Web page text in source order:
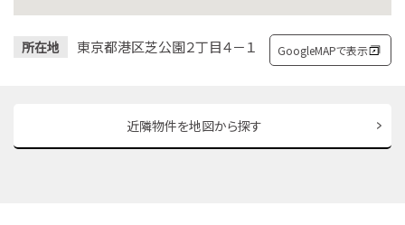
所在地 東京都港区芝公園２丁目４－１ GoogleMAPで表示
近隣物件を地図から探す